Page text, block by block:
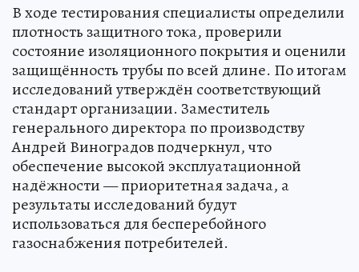
В ходе тестирования специалисты определили
плотность защитного тока, проверили
состояние изоляционного покрытия и оценили
защищённость трубы по всей длине. По итогам
исследований утверждён соответствующий
стандарт организации. Заместитель
генерального директора по производству
Андрей Виноградов подчеркнул, что
обеспечение высокой эксплуатационной
надёжности — приоритетная задача, а
результаты исследований будут
использоваться для бесперебойного
газоснабжения потребителей.